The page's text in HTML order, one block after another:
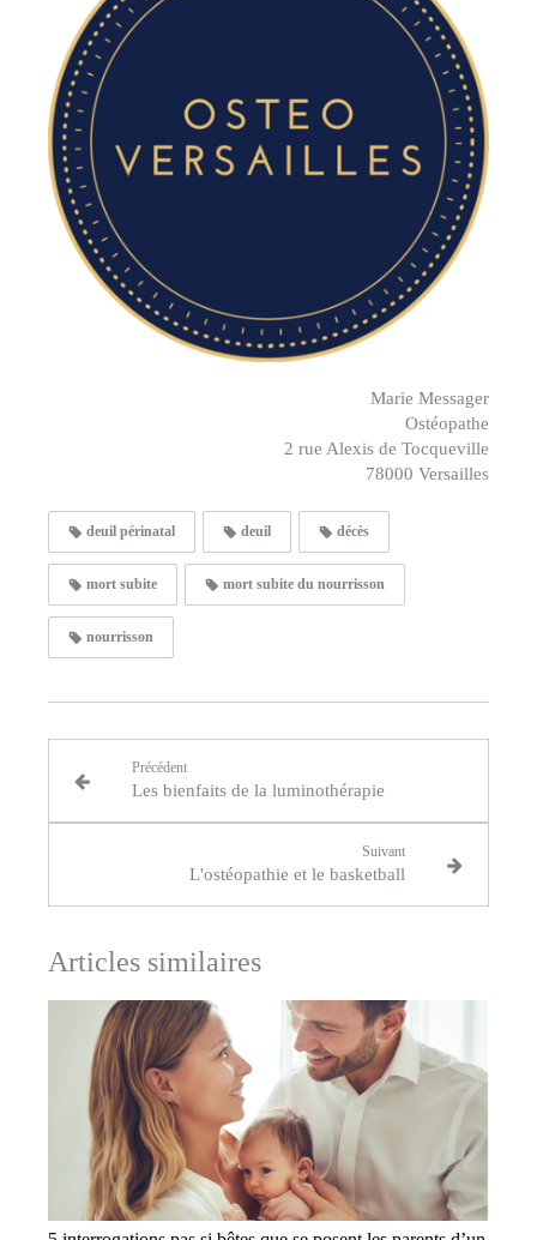
Marie Messager
Ostéopathe
2 rue Alexis de Tocqueville
78000 Versailles
deuil périnatal deuil décès
mort subite mort subite du nourrisson
nourrisson
Précédent
Les bienfaits de la luminothérapie
Suivant
L'ostéopathie et le basketball
Articles similaires